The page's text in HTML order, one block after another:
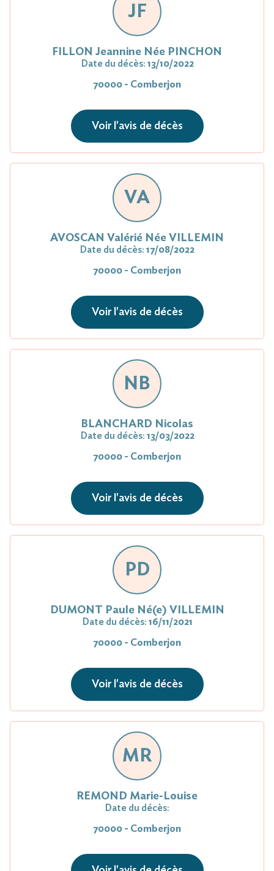
JF
FILLON Jeannine Née PINCHON
Date du décès: 13/10/2022
70000 - Comberjon
Voir l'avis de décès
VA
AVOSCAN Valérié Née VILLEMIN
Date du décès: 17/08/2022
70000 - Comberjon
Voir l'avis de décès
NB
BLANCHARD Nicolas
Date du décès: 13/03/2022
70000 - Comberjon
Voir l'avis de décès
PD
DUMONT Paule Né(e) VILLEMIN
Date du décès: 16/11/2021
70000 - Comberjon
Voir l'avis de décès
MR
REMOND Marie-Louise
Date du décès:
70000 - Comberjon